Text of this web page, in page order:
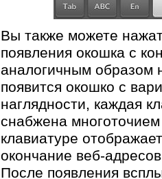
Вы также можете
появления окошка с
аналогичным образом
появится окошко с
наглядности, каждая
снабжена
клавиатуре
окончание веб-
После появления